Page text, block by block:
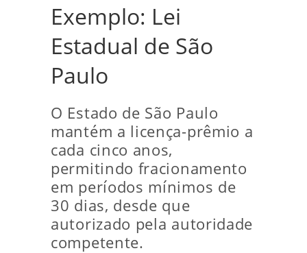
Exemplo: Lei
Estadual de São
Paulo
O Estado de São Paulo
mantém a licença-prêmio a
cada cinco anos,
permitindo fracionamento
em períodos mínimos de
30 dias, desde que
autorizado pela autoridade
competente.